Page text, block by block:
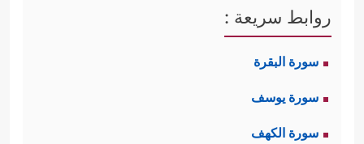
روابط سريعة :
سورة البقرة
سورة يوسف
سورة الكهف